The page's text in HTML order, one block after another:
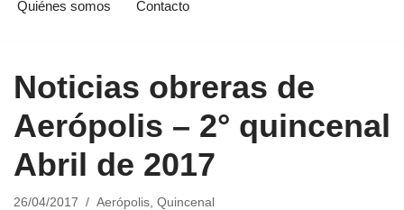
Quiénes somos
Contacto
Noticias obreras de
Aerópolis – 2° quincenal
Abril de 2017
26/04/2017 Aerópolis, Quincenal